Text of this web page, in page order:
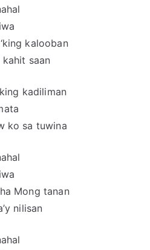
kalooban
saan
kadiliman
ko sa tuwina
Mong tanan
nilisan